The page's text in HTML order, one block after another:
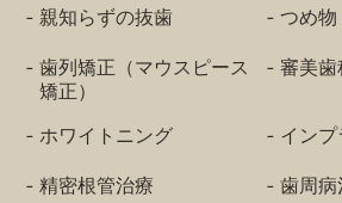
親知らずの抜歯 つめ物
歯列矯正（マウスピース
矯正）
審美歯
ホワイトニング インプ
精密根管治療 歯周病